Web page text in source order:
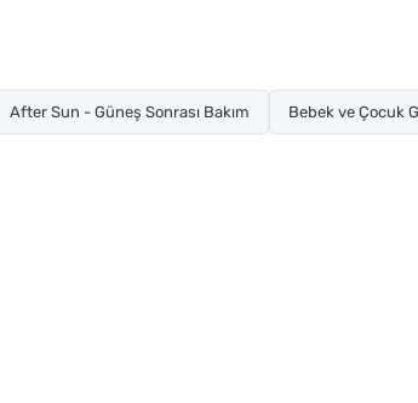
After Sun - Güneş Sonrası Bakım Bebek ve Çocuk